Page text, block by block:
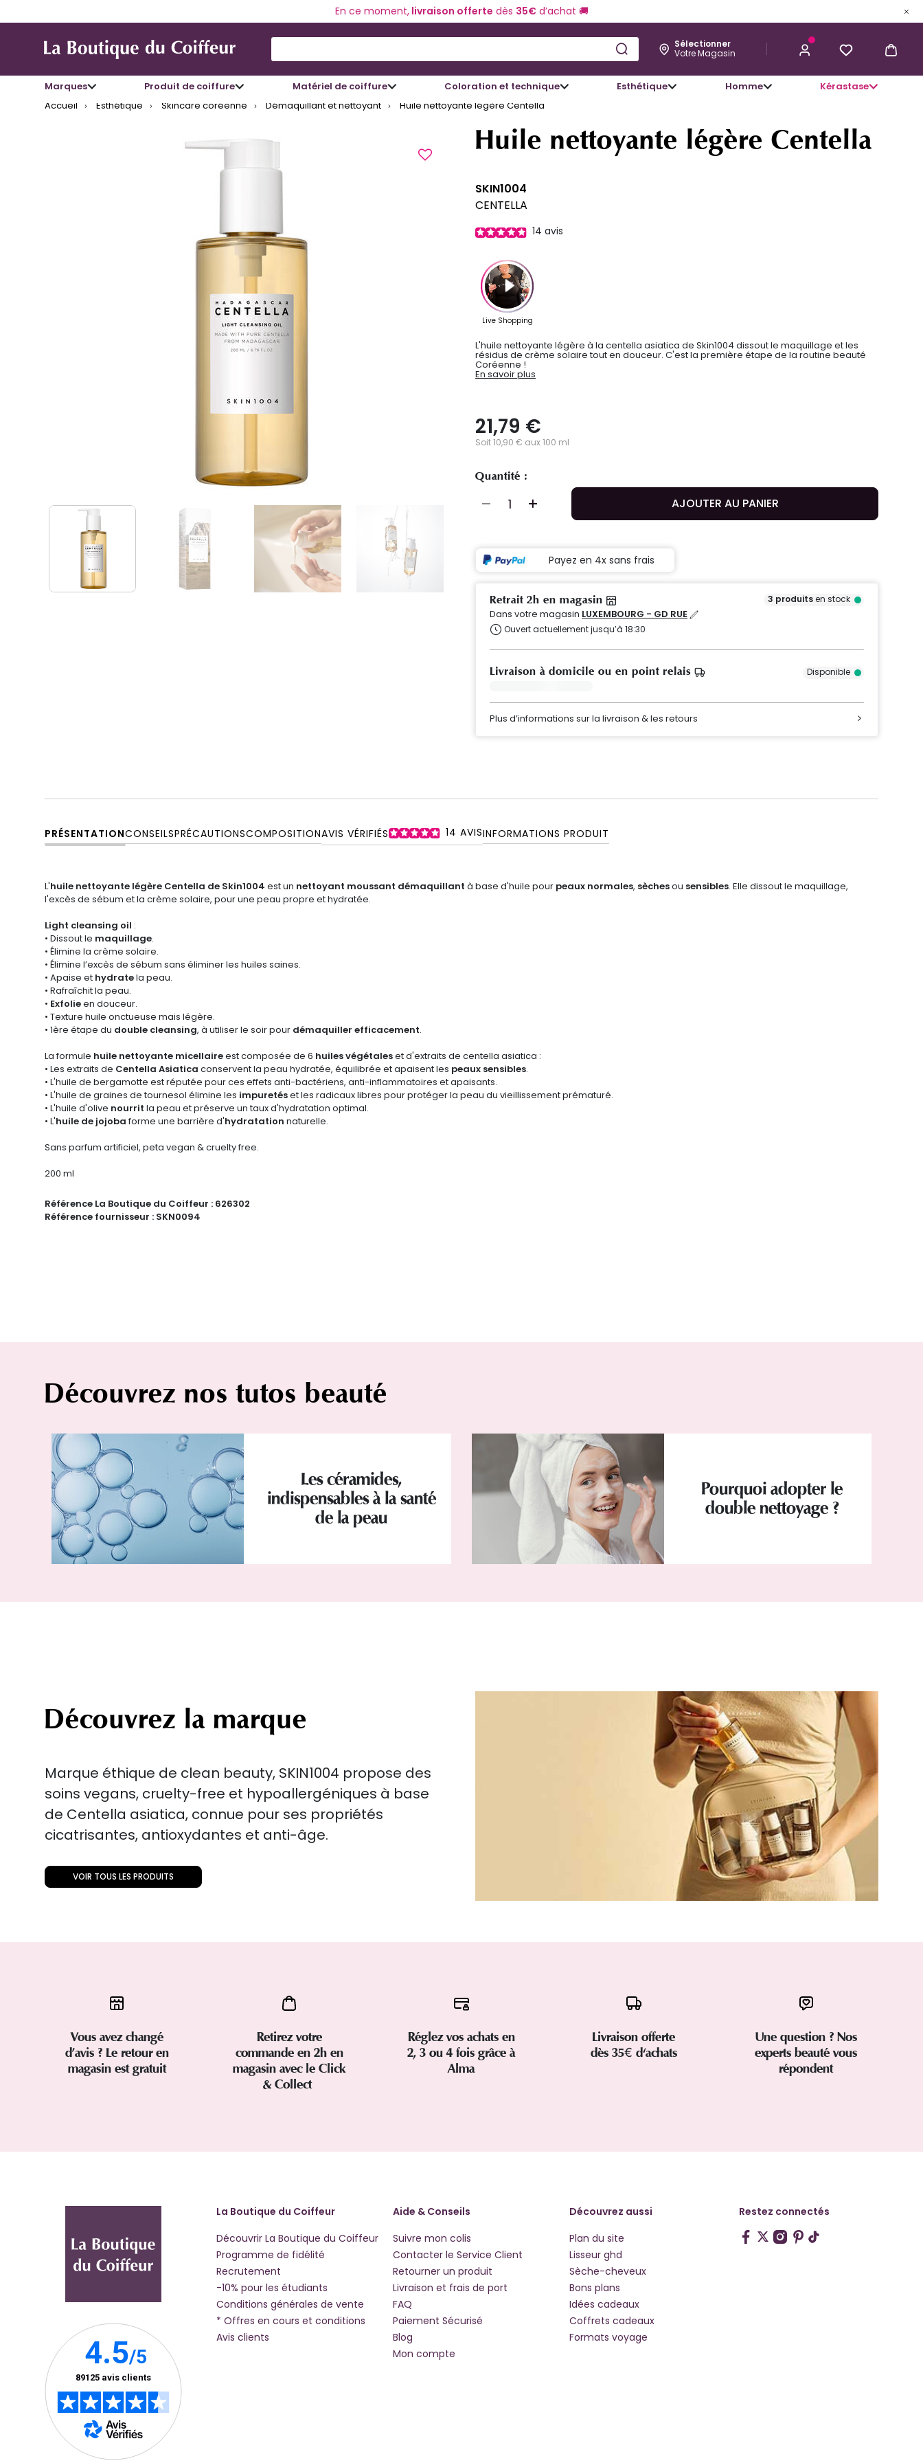
En ce moment,livraison offerte dès 35€d’achat 🚚
Sélectionner
Votre Magasin
Marques Produit de coiffure Matériel de coiffure Coloration et technique Esthétique Homme Kérastase
Accueil Esthétique Skincare coréenne Démaquillant et nettoyant Huile nettoyante légère Centella
Huile nettoyante légère Centella
SKIN1004
CENTELLA
14 avis
L'huile nettoyante légère à la centella asiatica de Skin1004 dissout le maquillage et les
résidus de crème solaire tout en douceur. C'est la première étape de la routine beauté
Coréenne !
En savoir plus
21,79 €
Soit 10,90 € aux 100 ml
Quantité :
AJOUTER AU PANIER
Payez en 4x sans frais
Retrait 2h en magasin 3 produitsen stock
Dans votre magasin LUXEMBOURG - GD RUE
Ouvert actuellement jusqu’à 18:30
Livraison à domicile ou en point relais Disponible
Plus d’informations sur la livraison & les retours
PRÉSENTATIONCONSEILSPRÉCAUTIONSCOMPOSITIONAVIS VÉRIFIÉS 14 AVISINFORMATIONS PRODUIT
L'huile nettoyante légère Centella de Skin1004 est un nettoyant moussant démaquillant à base d'huile pour peaux normales, sèchesou sensibles. Elle dissout le maquillage,
l'excès de sébum et la crème solaire, pour une peau propre et hydratée.
Light cleansing oil :
• Dissout le maquillage.
• Élimine la crème solaire.
• Élimine l’excès de sébum sans éliminer les huiles saines.
• Apaise et hydratela peau.
• Rafraîchit la peau.
• Exfolieen douceur.
• Texture huile onctueuse mais légère.
• 1ère étape du double cleansing, à utiliser le soir pour démaquiller efficacement.
La formule huile nettoyante micellaireest composée de 6 huiles végétaleset d'extraits de centella asiatica :
• Les extraits de Centella Asiatica conservent la peau hydratée, équilibrée et apaisent les peaux sensibles.
• L'huile de bergamotte est réputée pour ces effets anti-bactériens, anti-inflammatoires et apaisants.
• L'huile de graines de tournesol élimine les impuretéset les radicaux libres pour protéger la peau du vieillissement prématuré.
• L'huile d'olive nourrit la peau et préserve un taux d'hydratation optimal.
• L'huile de jojobaforme une barrière d'hydratation naturelle.
Sans parfum artificiel, peta vegan & cruelty free.
200 ml
Référence La Boutique du Coiffeur : 626302
Référence fournisseur : SKN0094
Découvrez nos tutos beauté
Les céramides,
indispensables à la santé
de la peau
Pourquoi adopter le
double nettoyage ?
Découvrez la marque
Marque éthique de clean beauty, SKIN1004 propose des
soins vegans, cruelty-free et hypoallergéniques à base
de Centella asiatica, connue pour ses propriétés
cicatrisantes, antioxydantes et anti-âge.
VOIR TOUS LES PRODUITS
Vous avez changé
d’avis ? Le retour en
magasin est gratuit
Retirez votre
commande en 2h en
magasin avec le Click
& Collect
Réglez vos achats en
2, 3 ou 4 fois grâce à
Alma
Livraison offerte
dès 35€ d'achats
Une question ? Nos
experts beauté vous
répondent
La Boutique du Coiffeur
Découvrir La Boutique du Coiffeur
Programme de fidélité
Recrutement
-10% pour les étudiants
Conditions générales de vente
* Offres en cours et conditions
Avis clients
Aide & Conseils
Suivre mon colis
Contacter le Service Client
Retourner un produit
Livraison et frais de port
FAQ
Paiement Sécurisé
Blog
Mon compte
Découvrez aussi
Plan du site
Lisseur ghd
Sèche-cheveux
Bons plans
Idées cadeaux
Coffrets cadeaux
Formats voyage
Restez connectés